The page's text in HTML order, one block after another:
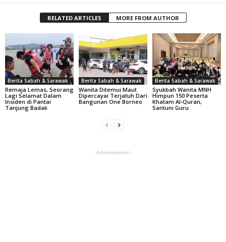
RELATED ARTICLES MORE FROM AUTHOR
Berita Sabah & Sarawak
Remaja Lemas, Seorang
Lagi Selamat Dalam
Insiden di Pantai
Tanjung Badak
Berita Sabah & Sarawak
Wanita Ditemui Maut
Dipercayai Terjatuh Dari
Bangunan One Borneo
Berita Sabah & Sarawak
Syukbah Wanita MNH
Himpun 150 Peserta
Khatam Al-Quran,
Santuni Guru
- Advertisement -